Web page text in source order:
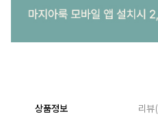
상품정보 리뷰